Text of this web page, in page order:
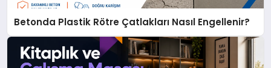
Betonda Plastik Rötre Çatlakları Nasıl Engellenir?